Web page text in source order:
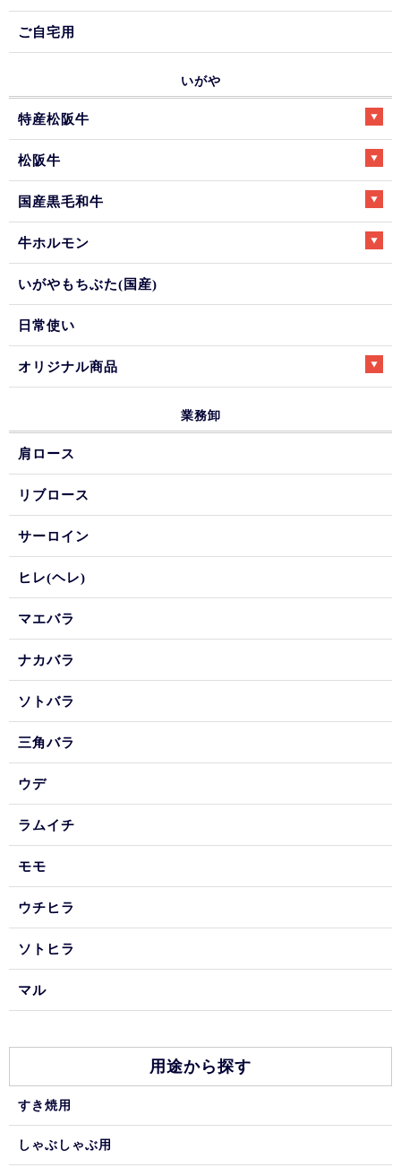
ご自宅用
いがや
特産松阪牛
松阪牛
国産黒毛和牛
牛ホルモン
いがやもちぶた(国産)
日常使い
オリジナル商品
業務卸
肩ロース
リブロース
サーロイン
ヒレ(ヘレ)
マエバラ
ナカバラ
ソトバラ
三角バラ
ウデ
ラムイチ
モモ
ウチヒラ
ソトヒラ
マル
用途から探す
すき焼用
しゃぶしゃぶ用